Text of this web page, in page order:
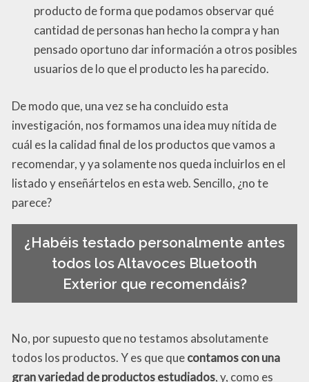
producto de forma que podamos observar qué
cantidad de personas han hecho la compra y han
pensado oportuno dar información a otros posibles
usuarios de lo que el producto les ha parecido.
De modo que, una vez se ha concluido esta
investigación, nos formamos una idea muy nítida de
cuál es la calidad final de los productos que vamos a
recomendar, y ya solamente nos queda incluirlos en el
listado y enseñártelos en esta web. Sencillo, ¿no te
parece?
¿Habéis testado personalmente antes
todos los Altavoces Bluetooth
Exterior que recomendáis?
No, por supuesto que no testamos absolutamente
todos los productos. Y es que quecontamos con una
gran variedad de productos estudiados, y, como es